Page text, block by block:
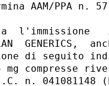
AAM/PPA n.
l'immissione
di seguito
mg compresse
n. 041081148